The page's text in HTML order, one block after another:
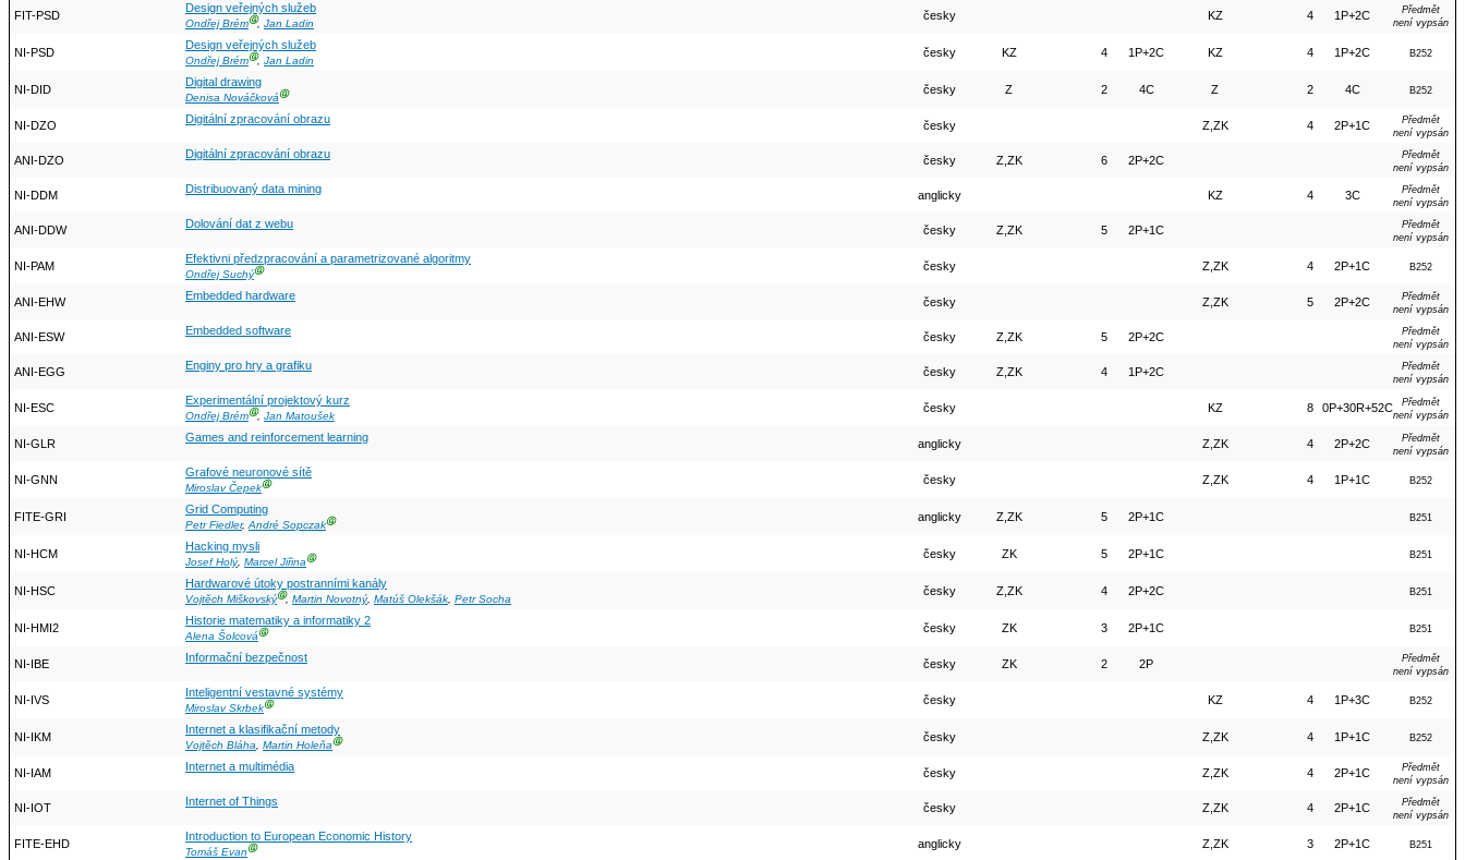
FIT-PSD
Design veřejných služeb
Ondřej BrémⒼ, Jan Ladin
česky KZ 4 1P+2C
Předmět
není vypsán
NI-PSD
Design veřejných služeb
Ondřej BrémⒼ, Jan Ladin
česky KZ 4 1P+2C KZ 4 1P+2C B252
NI-DID
Digital drawing
Denisa NováčkováⒼ česky Z 2 4C Z 2 4C B252
NI-DZO Digitální zpracování obrazu česky Z,ZK 4 2P+1C
Předmět
není vypsán
ANI-DZO Digitální zpracování obrazu česky Z,ZK 6 2P+2C
Předmět
není vypsán
NI-DDM Distribuovaný data mining anglicky KZ 4 3C
Předmět
není vypsán
ANI-DDW Dolování dat z webu česky Z,ZK 5 2P+1C
Předmět
není vypsán
NI-PAM
Efektivni předzpracování a parametrizované algoritmy
Ondřej SuchýⒼ česky Z,ZK 4 2P+1C B252
ANI-EHW Embedded hardware česky Z,ZK 5 2P+2C
Předmět
není vypsán
ANI-ESW Embedded software česky Z,ZK 5 2P+2C
Předmět
není vypsán
ANI-EGG Enginy pro hry a grafiku česky Z,ZK 4 1P+2C
Předmět
není vypsán
NI-ESC
Experimentální projektový kurz
Ondřej BrémⒼ, Jan Matoušek
česky KZ 8 0P+30R+52C
Předmět
není vypsán
NI-GLR Games and reinforcement learning anglicky Z,ZK 4 2P+2C
Předmět
není vypsán
NI-GNN
Grafové neuronové sítě
Miroslav ČepekⒼ česky Z,ZK 4 1P+1C B252
FITE-GRI
Grid Computing
Petr Fiedler,André SopczakⒼ anglicky Z,ZK 5 2P+1C B251
NI-HCM
Hacking mysli
Josef Holý, Marcel JiřinaⒼ česky ZK 5 2P+1C B251
NI-HSC
Hardwarové útoky postranními kanály
Vojtěch MiškovskýⒼ, Martin Novotný, Matúš Olekšák, Petr Socha
česky Z,ZK 4 2P+2C B251
NI-HMI2
Historie matematiky a informatiky 2
Alena ŠolcováⒼ česky ZK 3 2P+1C B251
NI-IBE Informační bezpečnost česky ZK 2 2P
Předmět
není vypsán
NI-IVS
Inteligentní vestavné systémy
Miroslav SkrbekⒼ česky KZ 4 1P+3C B252
NI-IKM
Internet a klasifikační metody
Vojtěch Bláha, Martin HoleňaⒼ česky Z,ZK 4 1P+1C B252
NI-IAM Internet a multimédia česky Z,ZK 4 2P+1C
Předmět
není vypsán
NI-IOT Internet of Things česky Z,ZK 4 2P+1C
Předmět
není vypsán
FITE-EHD
Introduction to European Economic History
Tomáš EvanⒼ anglicky Z,ZK 3 2P+1C B251